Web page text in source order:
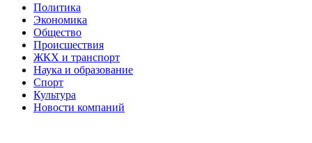
Политика
Экономика
Общество
Происшествия
ЖКХ и транспорт
Наука и образование
Спорт
Культура
Новости компаний